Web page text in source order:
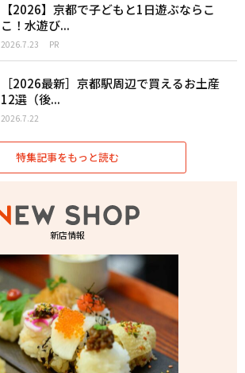
【2026】京都で子どもと1日遊ぶならこ
こ！水遊び...
2026.7.23 PR
［2026最新］京都駅周辺で買えるお土産
12選（後...
2026.7.22
特集記事をもっと読む
新店情報